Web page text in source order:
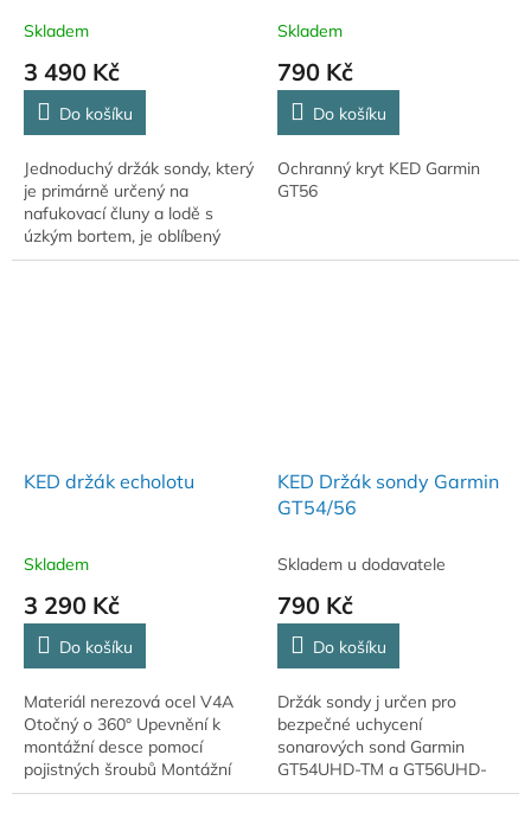
Skladem
3 490 Kč
Do košíku
Jednoduchý držák sondy, který
je primárně určený na
nafukovací čluny a lodě s
úzkým bortem, je oblíbený
díky své nízké hmotnosti a
Skladem
790 Kč
Do košíku
Ochranný kryt KED Garmin
GT56
KED držák echolotu
Skladem
3 290 Kč
Do košíku
Materiál nerezová ocel V4A
Otočný o 360° Upevnění k
montážní desce pomocí
pojistných šroubů Montážní
deska je součástí dodávky
KED Držák sondy Garmin
GT54/56
Skladem u dodavatele
790 Kč
Do košíku
Držák sondy j určen pro
bezpečné uchycení
sonarových sond Garmin
GT54UHD-TM a GT56UHD-
TM. Díky pevné konstrukci